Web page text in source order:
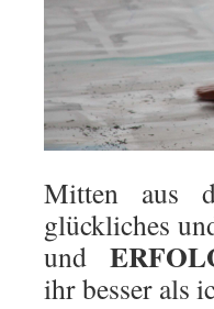
Mitten aus
glückliches
und
ihr besser als